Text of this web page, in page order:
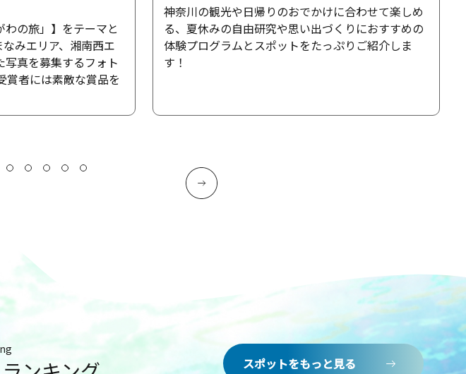
わの旅」】をテーマと
みエリア、湘南西エ
写真を募集するフォト
賞者には素敵な賞品を
神奈川の観光や日帰りのおでかけに合わせて楽しめ
る、夏休みの自由研究や思い出づくりにおすすめの
体験プログラムとスポットをたっぷりご紹介しま
す！
スポットをもっと見る